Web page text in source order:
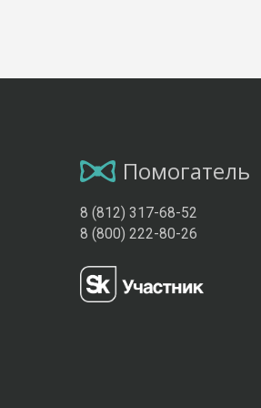
Помогатель
8 (812) 317-68-52
8 (800) 222-80-26